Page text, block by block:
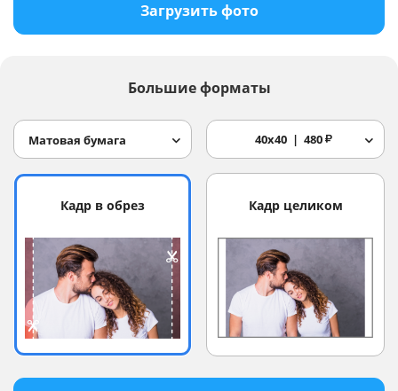
Загрузить фото
Большие форматы
Матовая бумага 40x40 480₽
Кадр в обрез Кадр целиком